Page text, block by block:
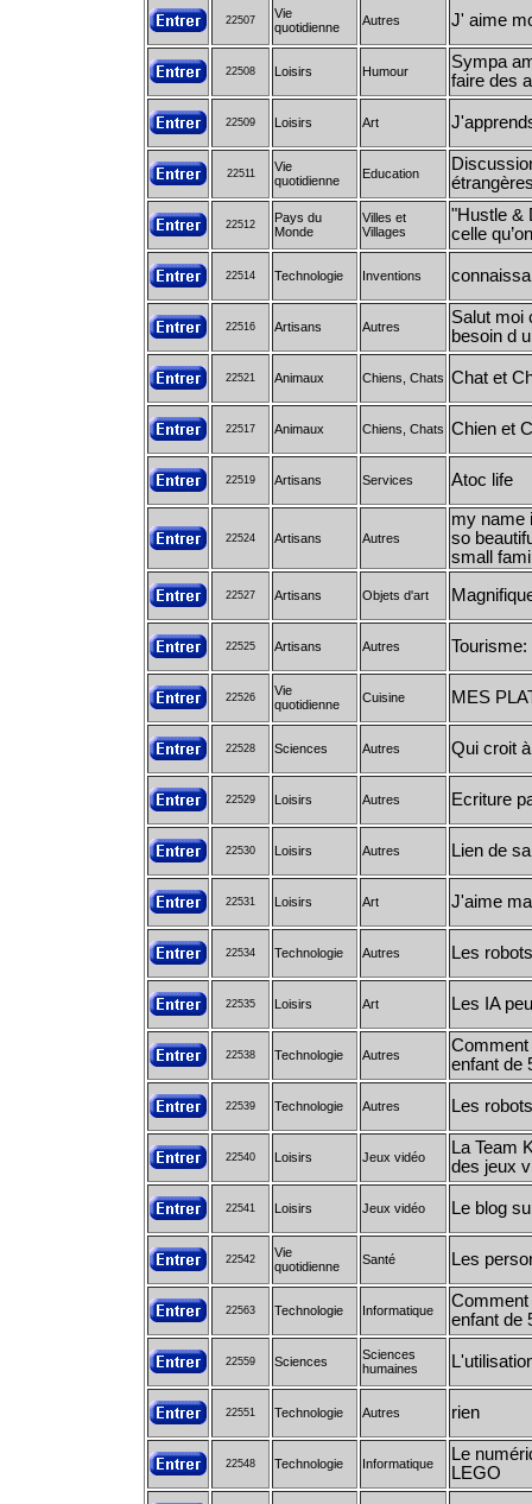
22507
Vie
quotidienne
Autres J' aime
22508 Loisirs Humour
Sympa
faire des
22509 Loisirs Art
22511
Vie
quotidienne
Education
22512
Pays du
Monde
Villes et
Villages
"Hustle &
celle
22514 Technologie Inventions
22516 Artisans Autres
Salut moi
besoin d
22521 Animaux Chiens, Chats Chat et
22517 Animaux Chiens, Chats Chien et
22519 Artisans Services Atoc life
22524 Artisans Autres
my name
so
small
22527 Artisans Objets d'art
22525 Artisans Autres Tourisme:
22526
Vie
quotidienne
Cuisine MES
22528 Sciences Autres Qui croit
22529 Loisirs Autres Ecriture
22530 Loisirs Autres Lien de
22531 Loisirs Art J'aime
22534 Technologie Autres Les
22535 Loisirs Art Les IA
22538 Technologie Autres
Comment
enfant de
22539 Technologie Autres Les
22540 Loisirs Jeux vidéo
La Team
des jeux
22541 Loisirs Jeux vidéo Le blog
22542
Vie
quotidienne
Santé Les
22563 Technologie Informatique
Comment
enfant de
22559 Sciences
Sciences
humaines
22551 Technologie Autres rien
22548 Technologie Informatique
Le
LEGO